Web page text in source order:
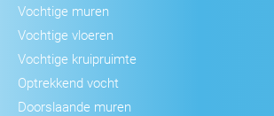
Vochtige muren
Vochtige vloeren
Vochtige kruipruimte
Optrekkend vocht
Doorslaande muren